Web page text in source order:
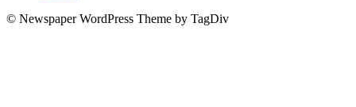
© Newspaper WordPress Theme by TagDiv